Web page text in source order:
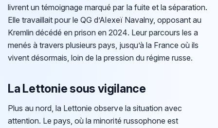
livrent un témoignage marqué par la fuite et la séparation.
Elle travaillait pour le QG d’Alexeï Navalny, opposant au
Kremlin décédé en prison en 2024. Leur parcours les a
menés à travers plusieurs pays, jusqu’à la France où ils
vivent désormais, loin de la pression du régime russe.
La Lettonie sous vigilance
Plus au nord, la Lettonie observe la situation avec
attention. Le pays, où la minorité russophone est